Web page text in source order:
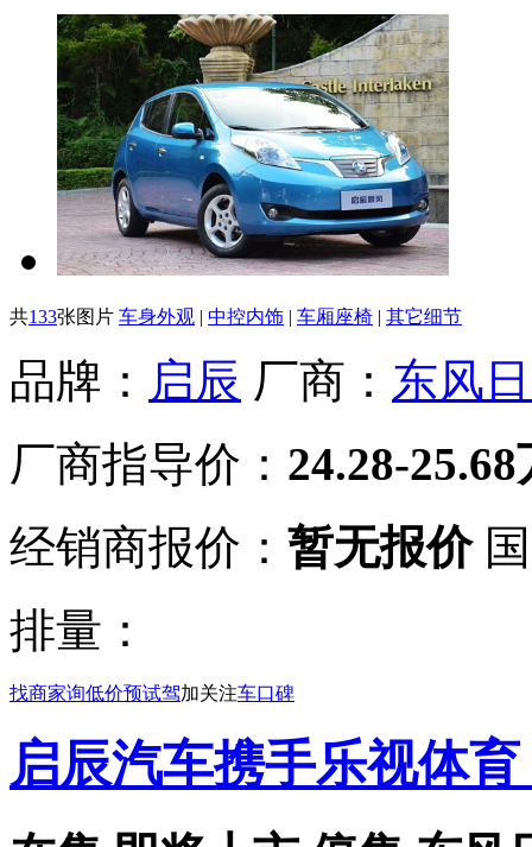
共133张图片 车身外观 | 中控内饰 | 车厢座椅 | 其它细节
品牌： 启辰 厂商： 东风
厂商指导价： 24.28-25.68
经销商报价： 暂无报价
排量：
找商家询低价预试驾加关注车口碑
启辰汽车携手乐视体